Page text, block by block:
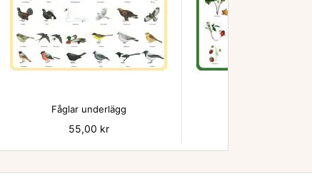

Fåglar underlägg
Pris
55,00 kr